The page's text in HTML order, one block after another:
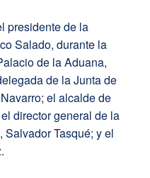
presidente de la
Salado, durante la
de la Aduana,
de la Junta de
el alcalde de
director general de la
Tasqué; y el